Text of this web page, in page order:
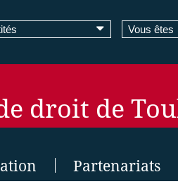
Vous êtes
droit de
Partenariats